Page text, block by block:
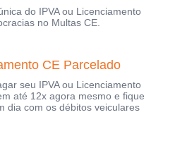
do IPVA ou Licenciamento
no Multas CE.
CE Parcelado
seu IPVA ou Licenciamento
até 12x agora mesmo e fique
dia com os débitos veiculares